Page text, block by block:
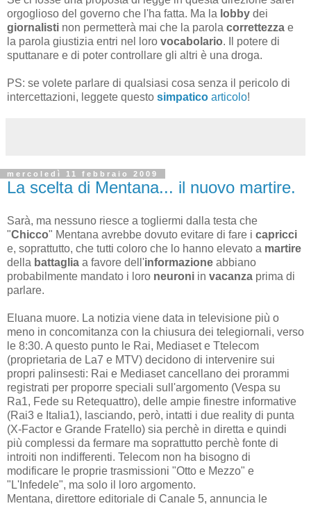
orgoglioso del governo che l'ha fatta. Ma la lobby dei
giornalisti non permetterà mai che la parola correttezza e
la parola giustizia entri nel loro vocabolario. Il potere di
sputtanare e di poter controllare gli altri è una droga.
PS: se volete parlare di qualsiasi cosa senza il pericolo di
intercettazioni, leggete questo simpatico articolo!
mercoledì 11 febbraio 2009
La scelta di Mentana... il nuovo martire.
Sarà, ma nessuno riesce a togliermi dalla testa che
"Chicco" Mentana avrebbe dovuto evitare di fare i capricci
e, soprattutto, che tutti coloro che lo hanno elevato a martire
della battaglia a favore dell'informazione abbiano
probabilmente mandato i loro neuroni in vacanza prima di
parlare.
Eluana muore. La notizia viene data in televisione più o
meno in concomitanza con la chiusura dei telegiornali, verso
le 8:30. A questo punto le Rai, Mediaset e Ttelecom
(proprietaria de La7 e MTV) decidono di intervenire sui
propri palinsesti: Rai e Mediaset cancellano dei prorammi
registrati per proporre speciali sull'argomento (Vespa su
Ra1, Fede su Retequattro), delle ampie finestre informative
(Rai3 e Italia1), lasciando, però, intatti i due reality di punta
(X-Factor e Grande Fratello) sia perchè in diretta e quindi
più complessi da fermare ma soprattutto perchè fonte di
introiti non indifferenti. Telecom non ha bisogno di
modificare le proprie trasmissioni "Otto e Mezzo" e
"L'Infedele", ma solo il loro argomento.
Mentana, direttore editoriale di Canale 5, annuncia le